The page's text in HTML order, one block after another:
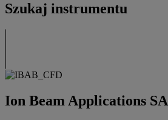
Szukaj instrumentu
Ion Beam Applications SA